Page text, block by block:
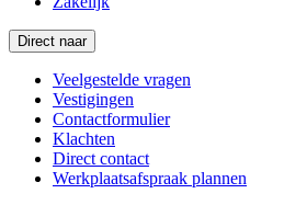
Direct naar
Veelgestelde vragen
Vestigingen
Contactformulier
Klachten
Direct contact
Werkplaatsafspraak plannen